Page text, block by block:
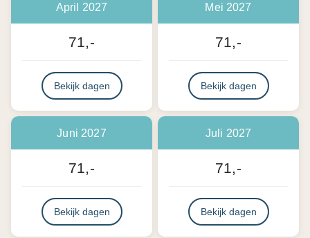
April 2027
71,-
Bekijk dagen
Mei 2027
71,-
Bekijk dagen
Juni 2027
71,-
Bekijk dagen
Juli 2027
71,-
Bekijk dagen